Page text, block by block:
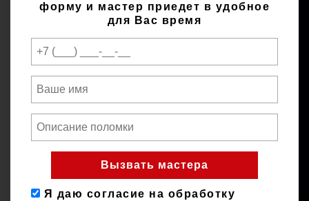
форму и мастер приедет в удобное
для Вас время
Я даю согласие на обработку